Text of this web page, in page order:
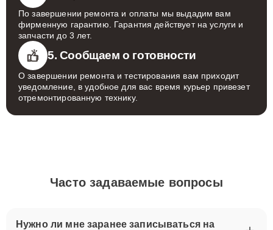
По завершении ремонта и оплаты мы выдадим вам
фирменную гарантию. Гарантия действует на услуги и
запчасти до 3 лет.
5. Сообщаем о готовности
О завершении ремонта и тестирования вам приходит
уведомление, в удобное для вас время курьер привезет
отремонтированную технику.
Часто задаваемые вопросы
Нужно ли мне заранее записываться на